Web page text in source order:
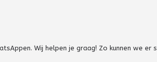
Wij helpen je graag! Zo kunnen we er